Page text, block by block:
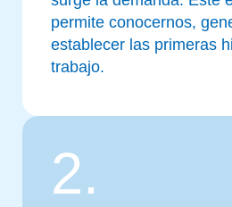
permite conocernos,
establecer las primeras
trabajo.
2.